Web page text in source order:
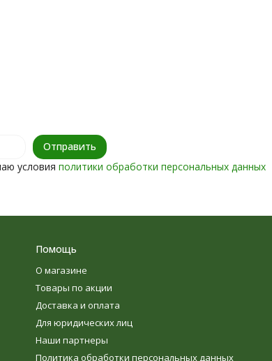
условия политики обработки персональных данных
Помощь
О магазине
Товары по акции
Доставка и оплата
Для юридических лиц
Наши партнеры
Политика обработки персональных данных